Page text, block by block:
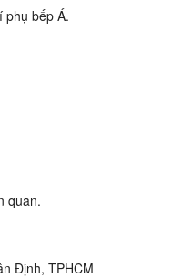
phụ bếp Á.
quan.
Định, TPHCM